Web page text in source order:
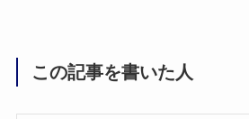
この記事を書いた人